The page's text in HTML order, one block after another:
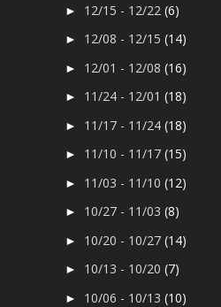
► 12/15 - 12/22(6)
► 12/08 - 12/15(14)
► 12/01 - 12/08(16)
► 11/24 - 12/01(18)
► 11/17 - 11/24(18)
► 11/10 - 11/17(15)
► 11/03 - 11/10(12)
► 10/27 - 11/03(8)
► 10/20 - 10/27(14)
► 10/13 - 10/20(7)
► 10/06 - 10/13(10)